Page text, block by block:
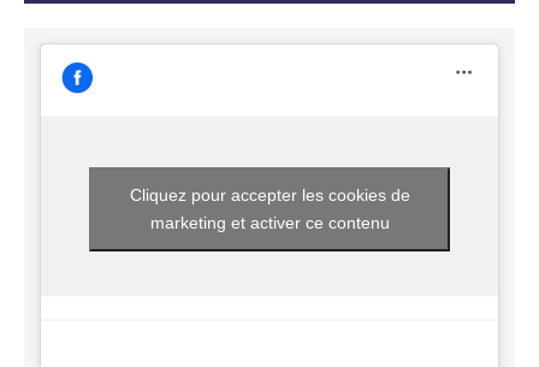
Cliquez pour accepter les cookies de
marketing et activer ce contenu